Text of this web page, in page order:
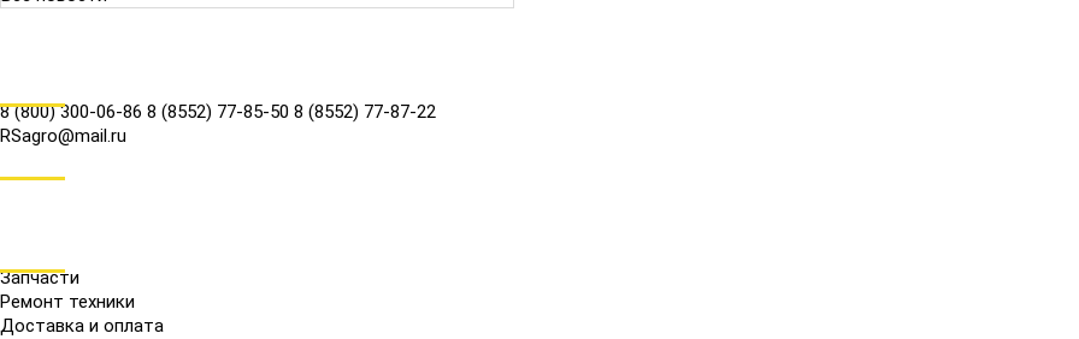
8 (800) 300-06-86 8 (8552) 77-85-50 8 (8552) 77-87-22
RSagro@mail.ru
Запчасти
Ремонт техники
Доставка и оплата